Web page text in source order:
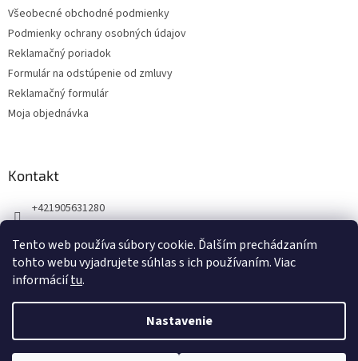
Tento web používa súbory cookie. Ďalším prechádzaním
tohto webu vyjadrujete súhlas s ich používaním. Viac
informáciítu.
Nastavenie
Všeobecné obchodné podmienky
Podmienky ochrany osobných údajov
Reklamačný poriadok
Formulár na odstúpenie od zmluvy
Reklamačný formulár
Moja objednávka
Kontakt
+421905631280
123zdravie.sk/
Vytvoril Shoptet